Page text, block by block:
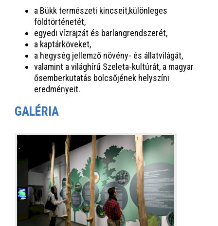
a Bükk természeti kincseit,különleges
földtörténetét,
egyedi vízrajzát és barlangrendszerét,
a kaptárköveket,
a hegység jellemző növény- és állatvilágát,
valamint a világhírű Szeleta-kultúrát, a magyar
ősemberkutatás bölcsőjének helyszíni
eredményeit.
GALÉRIA